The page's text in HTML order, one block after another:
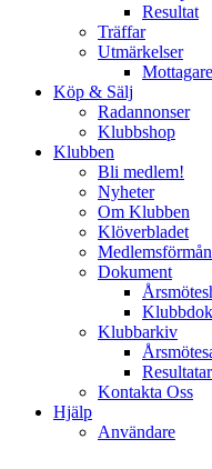
Resultat
Träffar
Utmärkelser
Köp & Sälj
Radannonser
Klubbshop
Klubben
Bli medlem!
Nyheter
Om Klubben
Klöverbladet
Dokument
Klubbarkiv
Kontakta Oss
Hjälp
Användare